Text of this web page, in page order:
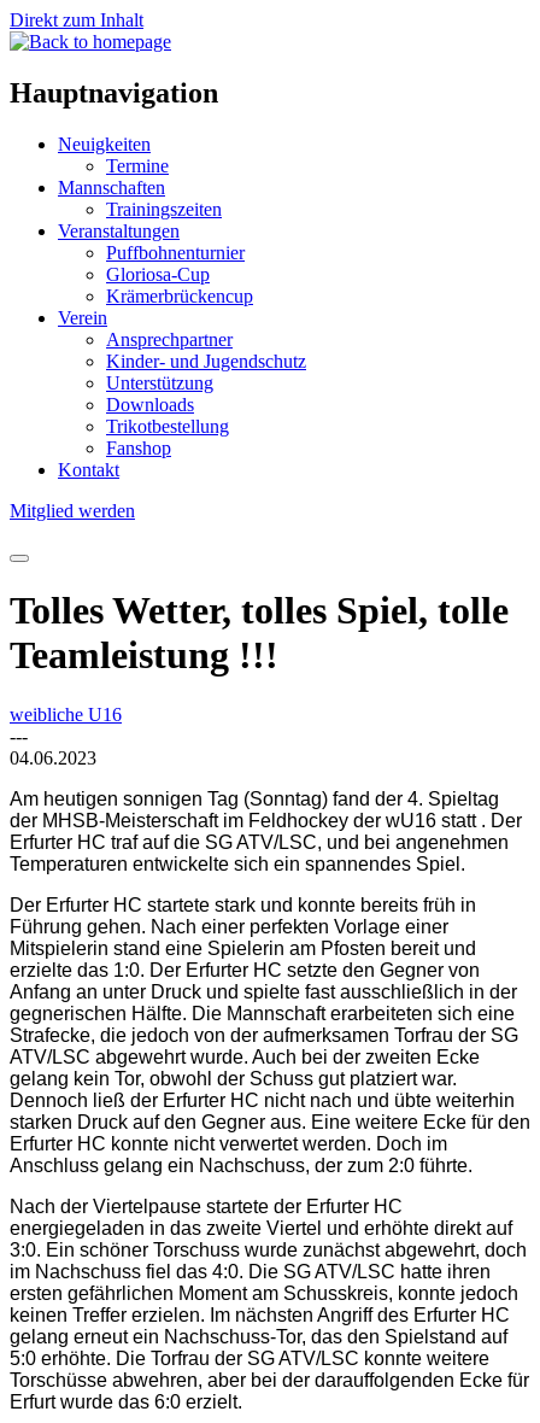
Direkt zum Inhalt
Hauptnavigation
Neuigkeiten
Termine
Mannschaften
Trainingszeiten
Veranstaltungen
Puffbohnenturnier
Gloriosa-Cup
Krämerbrückencup
Verein
Ansprechpartner
Kinder- und Jugendschutz
Unterstützung
Downloads
Trikotbestellung
Fanshop
Kontakt
Mitglied werden
Tolles Wetter, tolles Spiel, tolle
Teamleistung !!!
weibliche U16
---
04.06.2023
Am heutigen sonnigen Tag (Sonntag) fand der 4. Spieltag
der MHSB-Meisterschaft im Feldhockey der wU16 statt . Der
Erfurter HC traf auf die SG ATV/LSC, und bei angenehmen
Temperaturen entwickelte sich ein spannendes Spiel.
Der Erfurter HC startete stark und konnte bereits früh in
Führung gehen. Nach einer perfekten Vorlage einer
Mitspielerin stand eine Spielerin am Pfosten bereit und
erzielte das 1:0. Der Erfurter HC setzte den Gegner von
Anfang an unter Druck und spielte fast ausschließlich in der
gegnerischen Hälfte. Die Mannschaft erarbeiteten sich eine
Strafecke, die jedoch von der aufmerksamen Torfrau der SG
ATV/LSC abgewehrt wurde. Auch bei der zweiten Ecke
gelang kein Tor, obwohl der Schuss gut platziert war.
Dennoch ließ der Erfurter HC nicht nach und übte weiterhin
starken Druck auf den Gegner aus. Eine weitere Ecke für den
Erfurter HC konnte nicht verwertet werden. Doch im
Anschluss gelang ein Nachschuss, der zum 2:0 führte.
Nach der Viertelpause startete der Erfurter HC
energiegeladen in das zweite Viertel und erhöhte direkt auf
3:0. Ein schöner Torschuss wurde zunächst abgewehrt, doch
im Nachschuss fiel das 4:0. Die SG ATV/LSC hatte ihren
ersten gefährlichen Moment am Schusskreis, konnte jedoch
keinen Treffer erzielen. Im nächsten Angriff des Erfurter HC
gelang erneut ein Nachschuss-Tor, das den Spielstand auf
5:0 erhöhte. Die Torfrau der SG ATV/LSC konnte weitere
Torschüsse abwehren, aber bei der darauffolgenden Ecke für
Erfurt wurde das 6:0 erzielt.